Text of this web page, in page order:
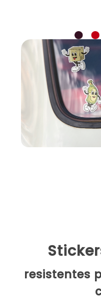
resistentes